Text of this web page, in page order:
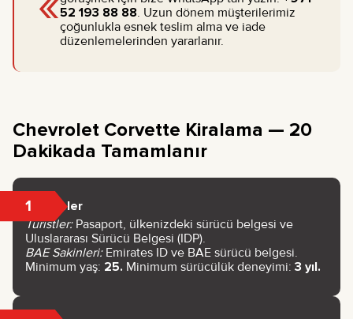
52 193 88 88. Uzun dönem müşterilerimiz
çoğunlukla esnek teslim alma ve iade
düzenlemelerinden yararlanır.
Chevrolet Corvette Kiralama — 20
Dakikada Tamamlanır
1 Belgeler
Turistler:Pasaport, ülkenizdeki sürücü belgesi ve
Uluslararası Sürücü Belgesi (IDP).
BAE Sakinleri:Emirates ID ve BAE sürücü belgesi.
Minimum yaş: 25. Minimum sürücülük deneyimi: 3 yıl.